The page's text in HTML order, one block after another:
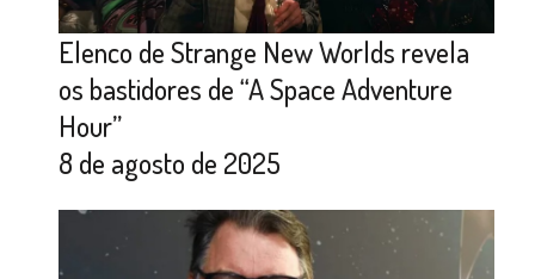
Elenco de Strange New Worlds revela
os bastidores de “A Space Adventure
Hour”
8 de agosto de 2025